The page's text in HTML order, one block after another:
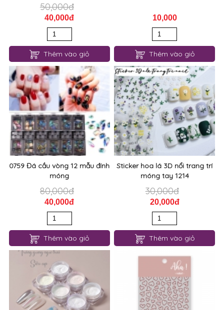
50,000đ
40,000đ
Thêm vào giỏ
10,000
Thêm vào giỏ
0759 Đá cầu vòng 12 mẫu đính
móng
80,000đ
40,000đ
Thêm vào giỏ
Sticker hoa lá 3D nổi trang trí
móng tay 1214
30,000đ
20,000đ
Thêm vào giỏ